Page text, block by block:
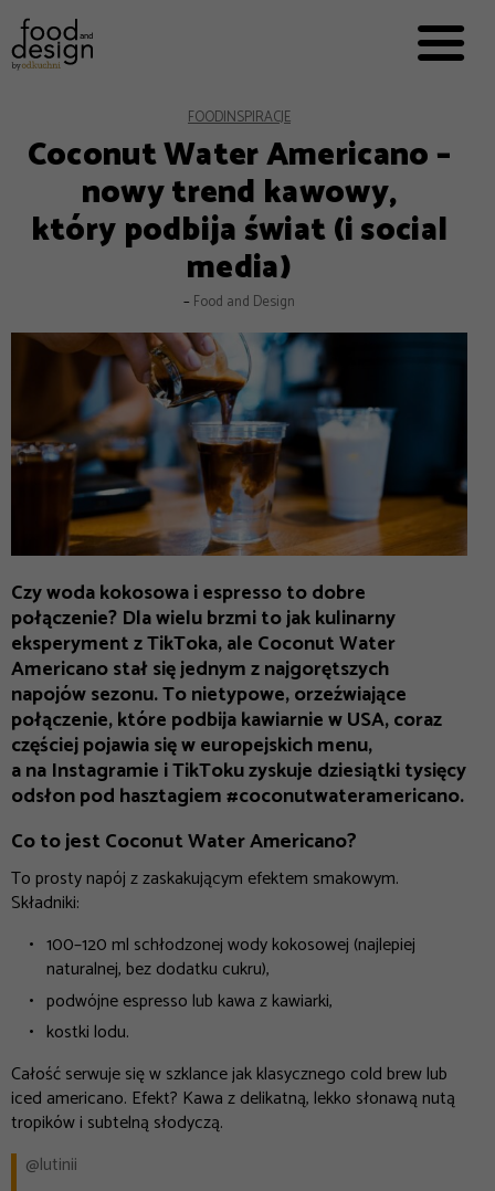


EKSPERCI
FOOD WORKING
E-BOOKI
O NAS
REKLAMA
FOODINSPIRACJE
Coconut Water Americano –
nowy trend kawowy,
który podbija świat (i social
media)
– Food and Design
Czy woda kokosowa i espresso to dobre
połączenie? Dla wielu brzmi to jak kulinarny
eksperyment z TikToka, ale Coconut Water
Americano stał się jednym z najgorętszych
napojów sezonu. To nietypowe, orzeźwiające
połączenie, które podbija kawiarnie w USA, coraz
częściej pojawia się w europejskich menu,
a na Instagramie i TikToku zyskuje dziesiątki tysięcy
odsłon pod hasztagiem #coconutwateramericano.
Co to jest Coconut Water Americano?
To prosty napój z zaskakującym efektem smakowym.
Składniki:
100–120 ml schłodzonej wody kokosowej (najlepiej
naturalnej, bez dodatku cukru),
podwójne espresso lub kawa z kawiarki,
kostki lodu.
Całość serwuje się w szklance jak klasycznego cold brew lub
iced americano. Efekt? Kawa z delikatną, lekko słonawą nutą
tropików i subtelną słodyczą.
@lutinii